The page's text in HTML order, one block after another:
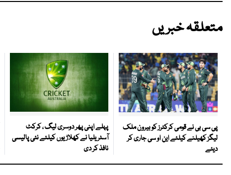
متعلقہ خبریں
پی سی بی نے قومی کرکٹرز کو بیرون ملک
لیگز کھیلنے کیلئے این او سی جاری کر
دیئے
پہلے اپنی پھر دوسری لیگ ، کرکٹ
آسٹریلیا نے کھلاڑیوں کیلئے نئی پالیسی
نافذ کر دی